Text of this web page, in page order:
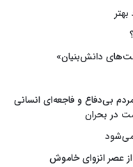
دانش‌بنیان»
بی‌دفاع و فاجعه‌ای انسانی
در بحران
می‌شود
عصر انزوای خاموش